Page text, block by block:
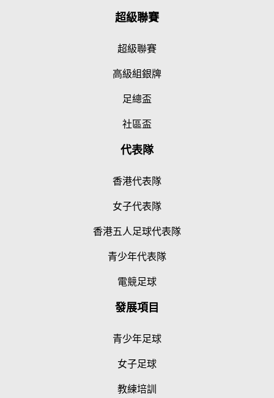
超級聯賽
超級聯賽
高級組銀牌
足總盃
社區盃
代表隊
香港代表隊
女子代表隊
香港五人足球代表隊
青少年代表隊
電競足球
發展項目
青少年足球
女子足球
教練培訓